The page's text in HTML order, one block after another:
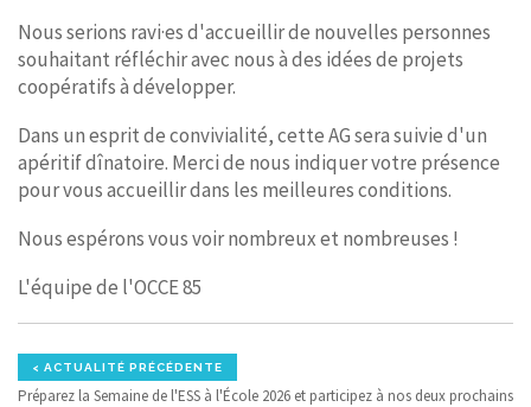
Nous serions ravi·es d'accueillir de nouvelles personnes
souhaitant réfléchir avec nous à des idées de projets
coopératifs à développer.
Dans un esprit de convivialité, cette AG sera suivie d'un
apéritif dînatoire. Merci de nous indiquer votre présence
pour vous accueillir dans les meilleures conditions.
Nous espérons vous voir nombreux et nombreuses !
L'équipe de l'OCCE 85
< ACTUALITÉ PRÉCÉDENTE
Préparez la Semaine de l'ESS à l'École 2026 et participez à nos deux prochains